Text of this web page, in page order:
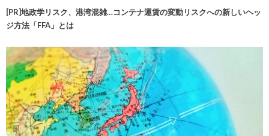
[PR]地政学リスク、港湾混雑…コンテナ運賃の変動リスクへの新しいヘッ
ジ方法「FFA」とは